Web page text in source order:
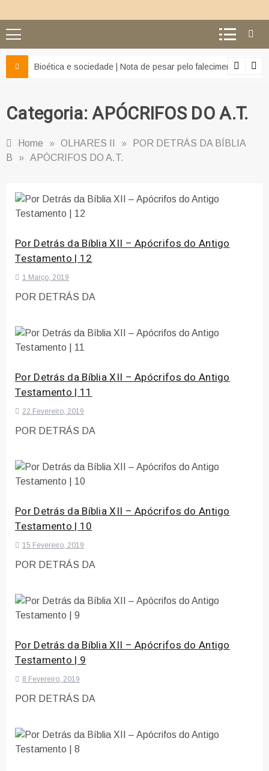
e da misericórdia’
Bioética e sociedade | Nota de pesar pelo falecimento do
Categoria:APÓCRIFOS DO A.T.
Home » OLHARES II »
POR DETRÁS DA BÍBLIA
B
» APÓCRIFOS DO A.T.
Por Detrás da Bíblia XII – Apócrifos do Antigo
Testamento | 12
1 Março, 2019
POR DETRÁS DA
Por Detrás da Bíblia XII – Apócrifos do Antigo
Testamento | 11
22 Fevereiro, 2019
POR DETRÁS DA
Por Detrás da Bíblia XII – Apócrifos do Antigo
Testamento | 10
15 Fevereiro, 2019
POR DETRÁS DA
Por Detrás da Bíblia XII – Apócrifos do Antigo
Testamento | 9
8 Fevereiro, 2019
POR DETRÁS DA